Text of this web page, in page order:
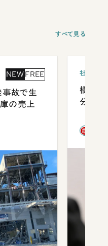
すべて見る
NEW FREE
事故で生
庫の売上
社会
橋本愛
分 佐